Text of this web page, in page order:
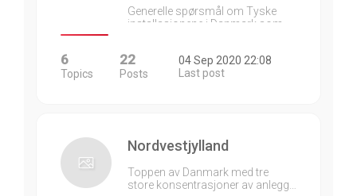
Generelle spørsmål om Tyske
installasjonene i Danmark som…
6
Topics
22
Posts
04 Sep 2020 22:08
Last post
Nordvestjylland
Toppen av Danmark med tre
store konsentrasjoner av anlegg…